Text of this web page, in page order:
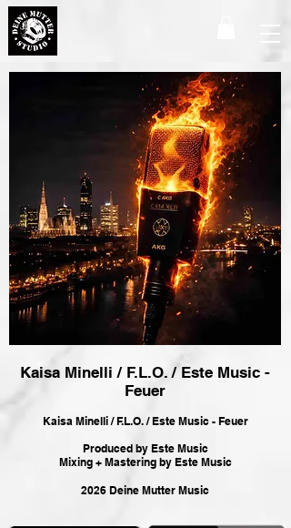
Kaisa Minelli / F.L.O. / Este Music -
Feuer
Kaisa Minelli / F.L.O. / Este Music - Feuer
Produced by Este Music
Mixing + Mastering by Este Music
2026 Deine Mutter Music